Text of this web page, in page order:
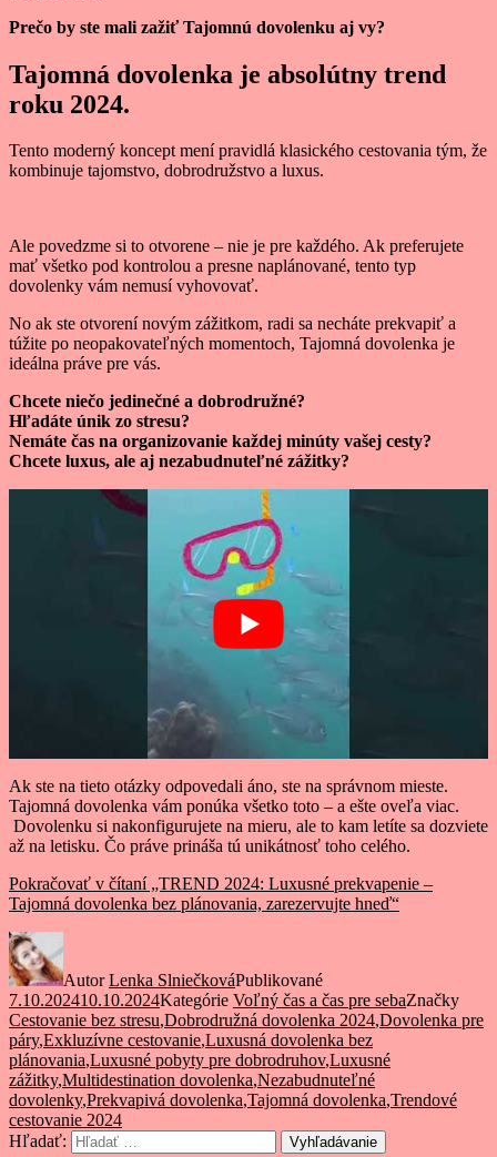
Prečo by ste mali zažiť Tajomnú dovolenku aj vy?
Tajomná dovolenka je absolútny trend
roku 2024.
Tento moderný koncept mení pravidlá klasického cestovania tým, že
kombinuje tajomstvo, dobrodružstvo a luxus.
Ale povedzme si to otvorene – nie je pre každého. Ak preferujete
mať všetko pod kontrolou a presne naplánované, tento typ
dovolenky vám nemusí vyhovovať.
No ak ste otvorení novým zážitkom, radi sa necháte prekvapiť a
túžite po neopakovateľných momentoch, Tajomná dovolenka je
ideálna práve pre vás.
Chcete niečo jedinečné a dobrodružné?
Hľadáte únik zo stresu?
Nemáte čas na organizovanie každej minúty vašej cesty?
Chcete luxus, ale aj nezabudnuteľné zážitky?
Ak ste na tieto otázky odpovedali áno, ste na správnom mieste.
Tajomná dovolenka vám ponúka všetko toto – a ešte oveľa viac.
Dovolenku si nakonfigurujete na mieru, ale to kam letíte sa dozviete
až na letisku. Čo práve prináša tú unikátnosť toho celého.
Pokračovať v čítaní„TREND 2024: Luxusné prekvapenie –
Tajomná dovolenka bez plánovania, zarezervujte hneď“
AutorLenka SlniečkováPublikované
7.10.202410.10.2024Kategórie Voľný čas a čas pre sebaZnačky
Cestovanie bez stresu,Dobrodružná dovolenka 2024,Dovolenka pre
páry,Exkluzívne cestovanie,Luxusná dovolenka bez
plánovania,Luxusné pobyty pre dobrodruhov,Luxusné
zážitky,Multidestination dovolenka,Nezabudnuteľné
dovolenky,Prekvapivá dovolenka,Tajomná dovolenka,Trendové
cestovanie 2024
Hľadať:
Vyhľadávanie